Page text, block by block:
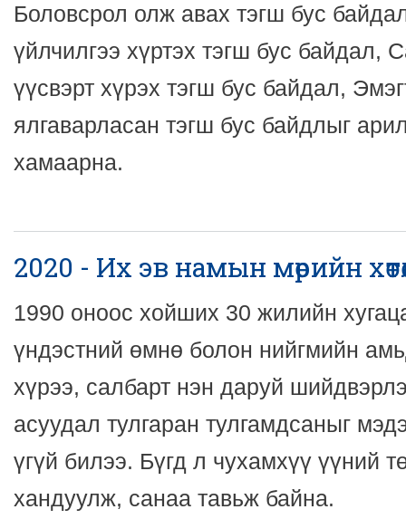
Боловсрол олж авах тэгш бус
үйлчилгээ хүртэх тэгш бус байдал,
үүсвэрт хүрэх тэгш бус байдал,
ялгаварласан тэгш бус байдлыг
хамаарна.
2020 - Их эв намын мөрийн
1990 оноос хойших 30 жилийн
үндэстний өмнө болон нийгмийн
хүрээ, салбарт нэн даруй
асуудал тулгаран тулгамдсаныг
үгүй билээ. Бүгд л чухамхүү үүний
хандуулж, санаа тавьж байна.